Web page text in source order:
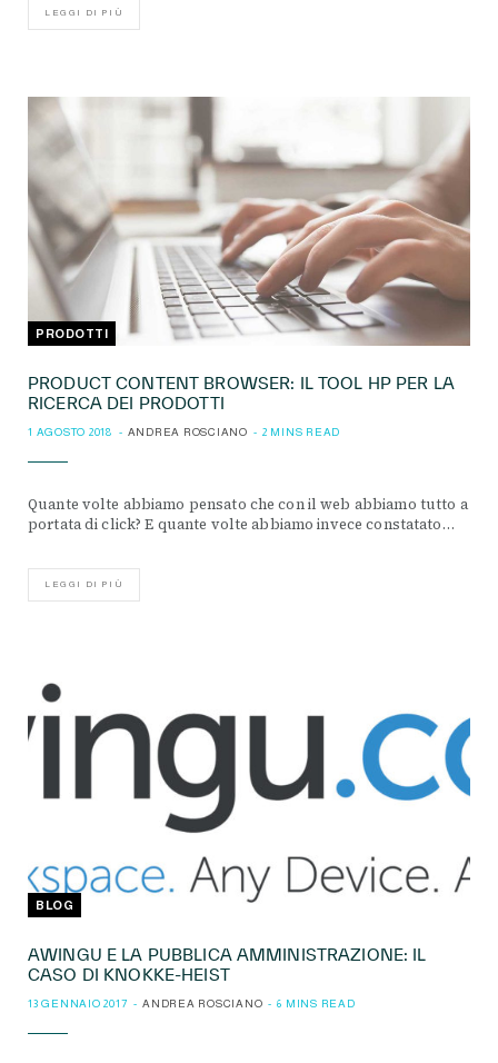
LEGGI DI PIÙ
PRODOTTI
PRODUCT CONTENT BROWSER: IL TOOL HP PER LA
RICERCA DEI PRODOTTI
1 AGOSTO 2018 ANDREA ROSCIANO 2 MINS READ
Quante volte abbiamo pensato che con il web abbiamo tutto a
portata di click? E quante volte abbiamo invece constatato…
LEGGI DI PIÙ
BLOG
AWINGU E LA PUBBLICA AMMINISTRAZIONE: IL
CASO DI KNOKKE-HEIST
13 GENNAIO 2017 ANDREA ROSCIANO 6 MINS READ